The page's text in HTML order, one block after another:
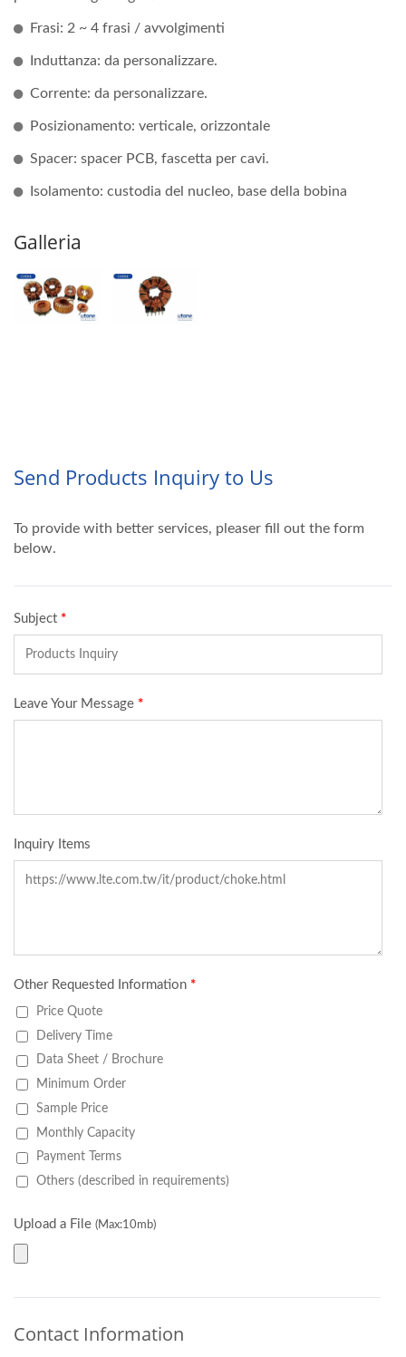
Frasi: 2 ~ 4 frasi / avvolgimenti
Induttanza: da personalizzare.
Corrente: da personalizzare.
Posizionamento: verticale, orizzontale
Spacer: spacer PCB, fascetta per cavi.
Isolamento: custodia del nucleo, base della bobina
Galleria